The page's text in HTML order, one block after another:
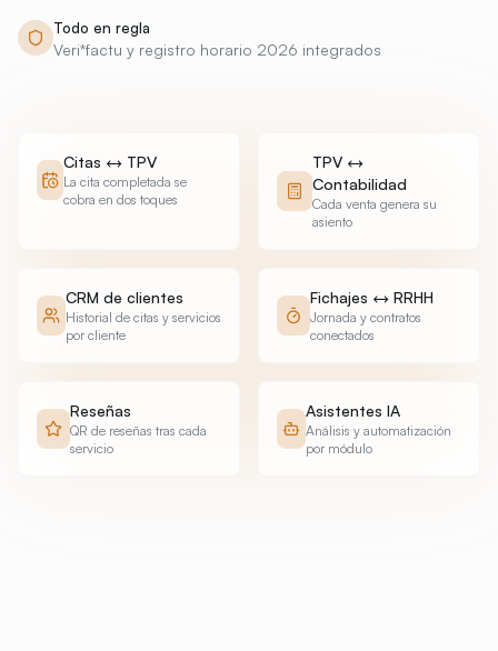
Citas ↔ TPV
La cita completada se
cobra en dos toques
TPV ↔
Contabilidad
Cada venta genera su
asiento
CRM de clientes
Historial de citas y servicios
por cliente
Fichajes ↔ RRHH
Jornada y contratos
conectados
Reseñas
QR de reseñas tras cada
servicio
Asistentes IA
Análisis y automatización
por módulo
Todo en regla
Veri*factu y registro horario 2026 integrados